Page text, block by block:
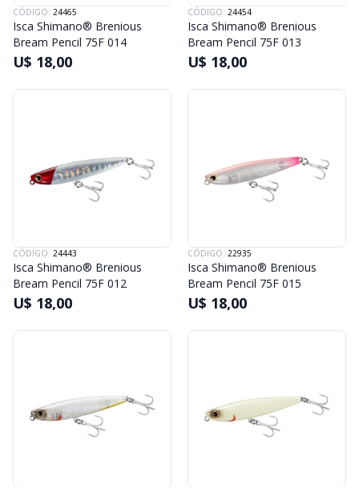
CÓDIGO: 24465
Isca Shimano® Brenious
Bream Pencil 75F 014
U$ 18,00
CÓDIGO: 24454
Isca Shimano® Brenious
Bream Pencil 75F 013
U$ 18,00
CÓDIGO: 24443
Isca Shimano® Brenious
Bream Pencil 75F 012
U$ 18,00
CÓDIGO: 22935
Isca Shimano® Brenious
Bream Pencil 75F 015
U$ 18,00